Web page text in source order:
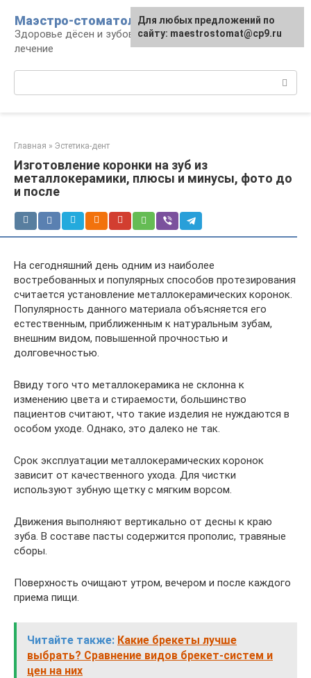
контенту
Маэстро-стоматолог
Здоровье дёсен и зубов, диагностика и
лечение
Главная » Эстетика-дент
Изготовление коронки на зуб из
металлокерамики, плюсы и минусы, фото до
и после
На сегодняшний день одним из наиболее
востребованных и популярных способов протезирования
считается установление металлокерамических коронок.
Популярность данного материала объясняется его
естественным, приближенным к натуральным зубам,
внешним видом, повышенной прочностью и
долговечностью.
Ввиду того что металлокерамика не склонна к
изменению цвета и стираемости, большинство
пациентов считают, что такие изделия не нуждаются в
особом уходе. Однако, это далеко не так.
Срок эксплуатации металлокерамических коронок
зависит от качественного ухода. Для чистки
используют зубную щетку с мягким ворсом.
Движения выполняют вертикально от десны к краю
зуба. В составе пасты содержится прополис, травяные
сборы.
Поверхность очищают утром, вечером и после каждого
приема пищи.
Читайте также: Какие брекеты лучше
выбрать? Сравнение видов брекет-систем и
цен на них
Для любых предложений по
сайту: maestrostomat@cp9.ru